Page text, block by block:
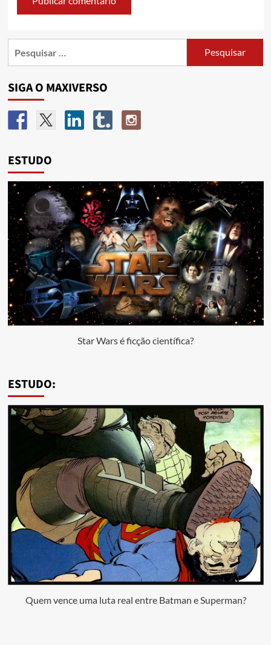
SIGA O MAXIVERSO
ESTUDO
Star Wars é ficção científica?
ESTUDO:
Quem vence uma luta real entre Batman e Superman?